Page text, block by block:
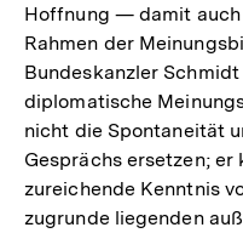
Hoffnung — damit
Rahmen der
Bundeskanzler
diplomatische
nicht die Spontaneität
Gesprächs ersetzen; er
zureichende Kenntnis
zugrunde liegenden